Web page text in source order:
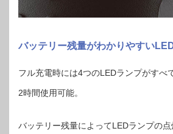
バッテリー残量がわかりやすい
フル充電時には4つのLEDランプがすべ
2時間使用可能。
バッテリー残量によってLEDランプの